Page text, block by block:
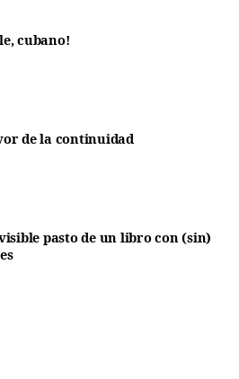
cubano!
de la continuidad
pasto de un libro con (sin)